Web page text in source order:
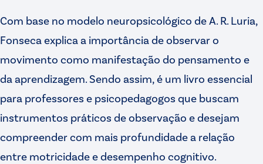
Com base no modelo neuropsicológico de A. R. Luria,
Fonseca explica a importância de observar o
movimento como manifestação do pensamento e
da aprendizagem. Sendo assim, é um livro essencial
para professores e psicopedagogos que buscam
instrumentos práticos de observação e desejam
compreender com mais profundidade a relação
entre motricidade e desempenho cognitivo.